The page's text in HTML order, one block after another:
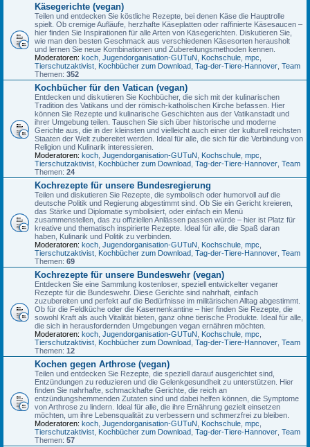
Käsegerichte (vegan)
Teilen und entdecken Sie köstliche Rezepte, bei denen Käse die Hauptrolle
spielt. Ob cremige Aufläufe, herzhafte Käseplatten oder raffinierte Käsesaucen –
hier finden Sie Inspirationen für alle Arten von Käsegerichten. Diskutieren Sie,
wie man den besten Geschmack aus verschiedenen Käsesorten herausholt
und lernen Sie neue Kombinationen und Zubereitungsmethoden kennen.
Moderatoren: koch Jugendorganisation-GUTuN Kochschule mpc
Tierschutzaktivist Kochbücher zum Download Tag-der-Tiere-Hannover Team
Themen: 352
Kochbücher für den Vatican (vegan)
Entdecken und diskutieren Sie Kochbücher, die sich mit der kulinarischen
Tradition des Vatikans und der römisch-katholischen Kirche befassen. Hier
können Sie Rezepte und kulinarische Geschichten aus der Vatikanstadt und
ihrer Umgebung teilen. Tauschen Sie sich über historische und moderne
Gerichte aus, die in der kleinsten und vielleicht auch einer der kulturell reichsten
Staaten der Welt zubereitet werden. Ideal für alle, die sich für die Verbindung von
Religion und Kulinarik interessieren.
Moderatoren: koch Jugendorganisation-GUTuN Kochschule mpc
Tierschutzaktivist Kochbücher zum Download Tag-der-Tiere-Hannover Team
Themen: 24
Kochrezepte für unsere Bundesregierung
Teilen und diskutieren Sie Rezepte, die symbolisch oder humorvoll auf die
deutsche Politik und Regierung abgestimmt sind. Ob Sie ein Gericht kreieren,
das Stärke und Diplomatie symbolisiert, oder einfach ein Menü
zusammenstellen, das zu offiziellen Anlässen passen würde – hier ist Platz für
kreative und thematisch inspirierte Rezepte. Ideal für alle, die Spaß daran
haben, Kulinarik und Politik zu verbinden.
Moderatoren: koch Jugendorganisation-GUTuN Kochschule mpc
Tierschutzaktivist Kochbücher zum Download Tag-der-Tiere-Hannover Team
Themen: 69
Kochrezepte für unsere Bundeswehr (vegan)
Entdecken Sie eine Sammlung kostenloser, speziell entwickelter veganer
Rezepte für die Bundeswehr. Diese Gerichte sind nahrhaft, einfach
zuzubereiten und perfekt auf die Bedürfnisse im militärischen Alltag abgestimmt.
Ob für die Feldküche oder die Kasernenkantine – hier finden Sie Rezepte, die
sowohl Kraft als auch Vitalität bieten, ganz ohne tierische Produkte. Ideal für alle,
die sich in herausfordernden Umgebungen vegan ernähren möchten.
Moderatoren: koch Jugendorganisation-GUTuN Kochschule mpc
Tierschutzaktivist Kochbücher zum Download Tag-der-Tiere-Hannover Team
Themen: 12
Kochen gegen Arthrose (vegan)
Teilen und entdecken Sie Rezepte, die speziell darauf ausgerichtet sind,
Entzündungen zu reduzieren und die Gelenkgesundheit zu unterstützen. Hier
finden Sie nahrhafte, schmackhafte Gerichte, die reich an
entzündungshemmenden Zutaten sind und dabei helfen können, die Symptome
von Arthrose zu lindern. Ideal für alle, die ihre Ernährung gezielt einsetzen
möchten, um ihre Lebensqualität zu verbessern und schmerzfrei zu bleiben.
Moderatoren: koch Jugendorganisation-GUTuN Kochschule mpc
Tierschutzaktivist Kochbücher zum Download Tag-der-Tiere-Hannover Team
Themen: 57